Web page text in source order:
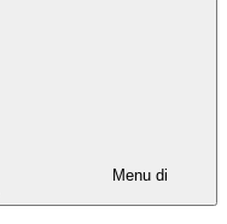
Menu di